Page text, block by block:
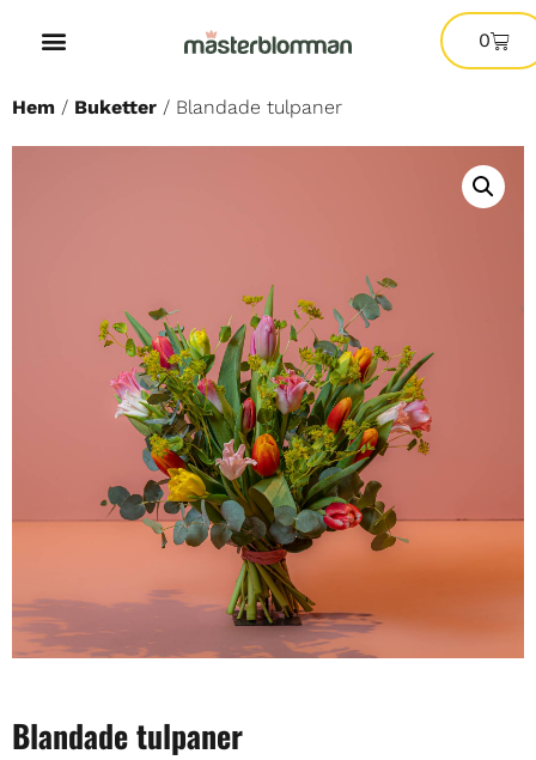
0
Hem / Buketter / Blandade tulpaner
Blandade tulpaner